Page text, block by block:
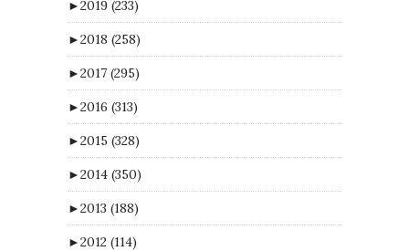
►2019 (233)
►2018 (258)
►2017 (295)
►2016 (313)
►2015 (328)
►2014 (350)
►2013 (188)
►2012 (114)